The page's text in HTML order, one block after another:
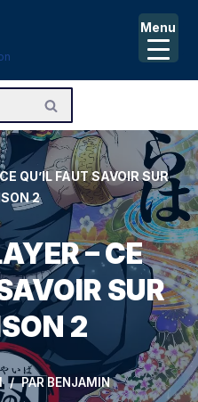
QU’IL FAUT SAVOIR SUR
2
– CE
SUR
2
PAR BENJAMIN
Menu